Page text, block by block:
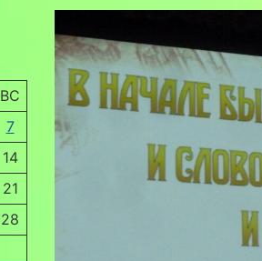
ВС
7
14
21
28